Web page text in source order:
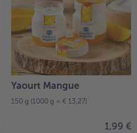
Yaourt Mangue
150 g (1000 g = € 13,27)
1,99 €